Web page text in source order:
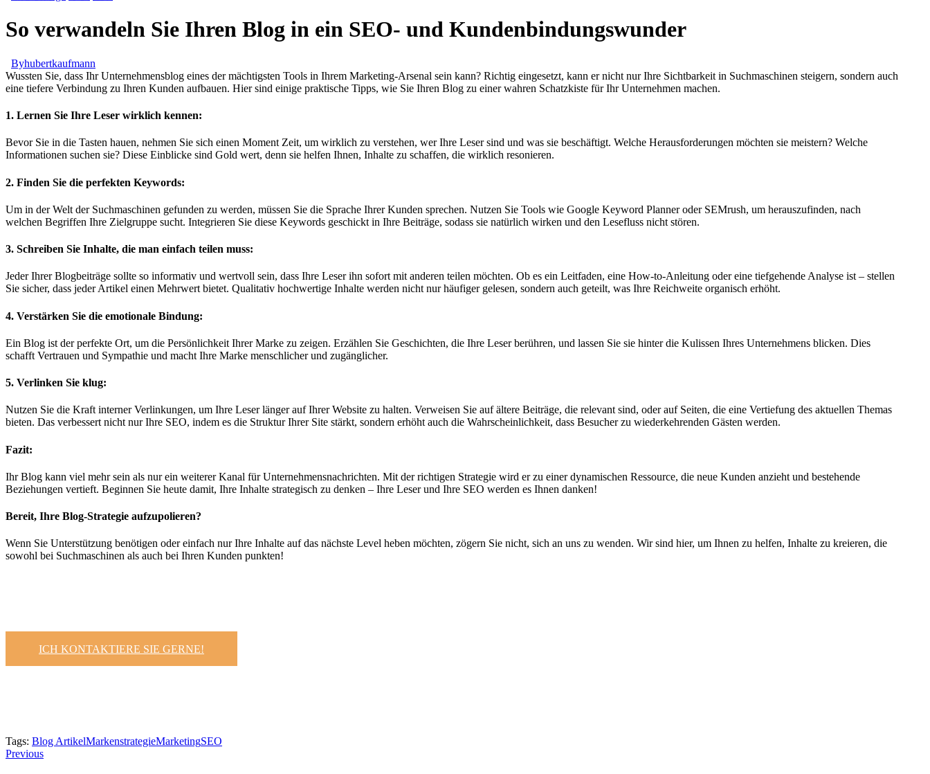
So verwandeln Sie Ihren Blog in ein SEO- und Kundenbindungswunder
Byhubertkaufmann
Wussten Sie, dass Ihr Unternehmensblog eines der mächtigsten Tools in Ihrem Marketing-Arsenal sein kann? Richtig eingesetzt, kann er nicht nur Ihre Sichtbarkeit in Suchmaschinen steigern, sondern auch
eine tiefere Verbindung zu Ihren Kunden aufbauen. Hier sind einige praktische Tipps, wie Sie Ihren Blog zu einer wahren Schatzkiste für Ihr Unternehmen machen.
1. Lernen Sie Ihre Leser wirklich kennen:
Bevor Sie in die Tasten hauen, nehmen Sie sich einen Moment Zeit, um wirklich zu verstehen, wer Ihre Leser sind und was sie beschäftigt. Welche Herausforderungen möchten sie meistern? Welche
Informationen suchen sie? Diese Einblicke sind Gold wert, denn sie helfen Ihnen, Inhalte zu schaffen, die wirklich resonieren.
2. Finden Sie die perfekten Keywords:
Um in der Welt der Suchmaschinen gefunden zu werden, müssen Sie die Sprache Ihrer Kunden sprechen. Nutzen Sie Tools wie Google Keyword Planner oder SEMrush, um herauszufinden, nach
welchen Begriffen Ihre Zielgruppe sucht. Integrieren Sie diese Keywords geschickt in Ihre Beiträge, sodass sie natürlich wirken und den Lesefluss nicht stören.
3. Schreiben Sie Inhalte, die man einfach teilen muss:
Jeder Ihrer Blogbeiträge sollte so informativ und wertvoll sein, dass Ihre Leser ihn sofort mit anderen teilen möchten. Ob es ein Leitfaden, eine How-to-Anleitung oder eine tiefgehende Analyse ist – stellen
Sie sicher, dass jeder Artikel einen Mehrwert bietet. Qualitativ hochwertige Inhalte werden nicht nur häufiger gelesen, sondern auch geteilt, was Ihre Reichweite organisch erhöht.
4. Verstärken Sie die emotionale Bindung:
Ein Blog ist der perfekte Ort, um die Persönlichkeit Ihrer Marke zu zeigen. Erzählen Sie Geschichten, die Ihre Leser berühren, und lassen Sie sie hinter die Kulissen Ihres Unternehmens blicken. Dies
schafft Vertrauen und Sympathie und macht Ihre Marke menschlicher und zugänglicher.
5. Verlinken Sie klug:
Nutzen Sie die Kraft interner Verlinkungen, um Ihre Leser länger auf Ihrer Website zu halten. Verweisen Sie auf ältere Beiträge, die relevant sind, oder auf Seiten, die eine Vertiefung des aktuellen Themas
bieten. Das verbessert nicht nur Ihre SEO, indem es die Struktur Ihrer Site stärkt, sondern erhöht auch die Wahrscheinlichkeit, dass Besucher zu wiederkehrenden Gästen werden.
Fazit:
Ihr Blog kann viel mehr sein als nur ein weiterer Kanal für Unternehmensnachrichten. Mit der richtigen Strategie wird er zu einer dynamischen Ressource, die neue Kunden anzieht und bestehende
Beziehungen vertieft. Beginnen Sie heute damit, Ihre Inhalte strategisch zu denken – Ihre Leser und Ihre SEO werden es Ihnen danken!
Bereit, Ihre Blog-Strategie aufzupolieren?
Wenn Sie Unterstützung benötigen oder einfach nur Ihre Inhalte auf das nächste Level heben möchten, zögern Sie nicht, sich an uns zu wenden. Wir sind hier, um Ihnen zu helfen, Inhalte zu kreieren, die
sowohl bei Suchmaschinen als auch bei Ihren Kunden punkten!
ICH KONTAKTIERE SIE GERNE!
Tags: Blog ArtikelMarkenstrategieMarketingSEO
Previous